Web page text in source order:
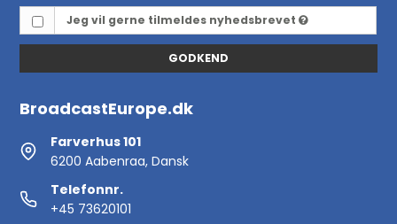
Jeg vil gerne tilmeldes nyhedsbrevet
GODKEND
BroadcastEurope.dk
Farverhus 101
6200 Aabenraa, Dansk
Telefonnr.
+45 73620101